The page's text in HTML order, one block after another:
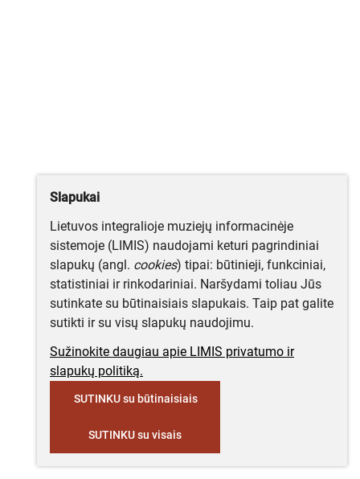
Slapukai
Lietuvos integralioje muziejų informacinėje
sistemoje (LIMIS) naudojami keturi pagrindiniai
slapukų (angl. cookies) tipai: būtinieji, funkciniai,
statistiniai ir rinkodariniai. Naršydami toliau Jūs
sutinkate su būtinaisiais slapukais. Taip pat galite
sutikti ir su visų slapukų naudojimu.
Sužinokite daugiau apie LIMIS privatumo ir
slapukų politiką.
SUTINKU su būtinaisiais
SUTINKU su visais